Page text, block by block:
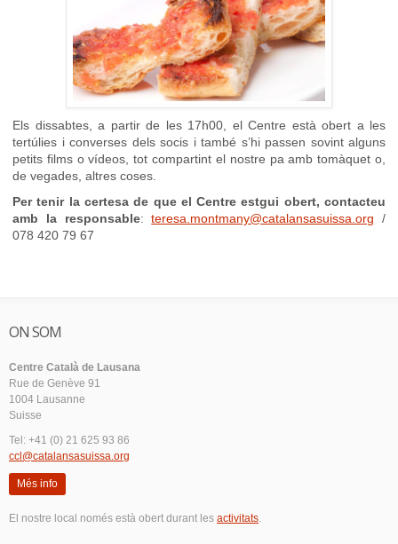
Els dissabtes, a partir de les 17h00, el Centre està obert a les
tertúlies i converses dels socis i també s’hi passen sovint alguns
petits films o vídeos, tot compartint el nostre pa amb tomàquet o,
de vegades, altres coses.
Per tenir la certesa de que el Centre estgui obert, contacteu
amb la responsable:teresa.montmany@catalansasuissa.org /
078 420 79 67
ON SOM
Centre Català de Lausana
Rue de Genève 91
1004 Lausanne
Suisse
Tel: +41 (0) 21 625 93 86
ccl@catalansasuissa.org
Més info
El nostre local només està obert durant les activitats